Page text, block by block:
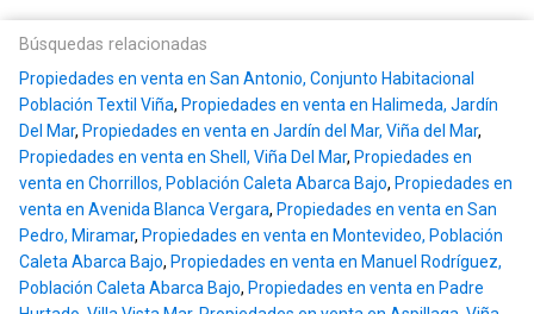
Búsquedas relacionadas
Propiedades en venta en San Antonio, Conjunto Habitacional
Población Textil Viña, Propiedades en venta en Halimeda, Jardín
Del Mar, Propiedades en venta en Jardín del Mar, Viña del Mar,
Propiedades en venta en Shell, Viña Del Mar, Propiedades en
venta en Chorrillos, Población Caleta Abarca Bajo, Propiedades en
venta en Avenida Blanca Vergara, Propiedades en venta en San
Pedro, Miramar, Propiedades en venta en Montevideo, Población
Caleta Abarca Bajo, Propiedades en venta en Manuel Rodríguez,
Población Caleta Abarca Bajo, Propiedades en venta en Padre